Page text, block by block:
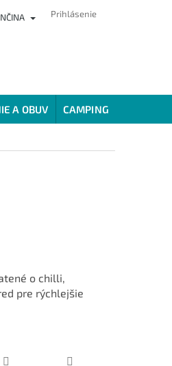
OBCHODU
Prihlásenie
A OBUV CAMPING
o chilli,
pre rýchlejšie